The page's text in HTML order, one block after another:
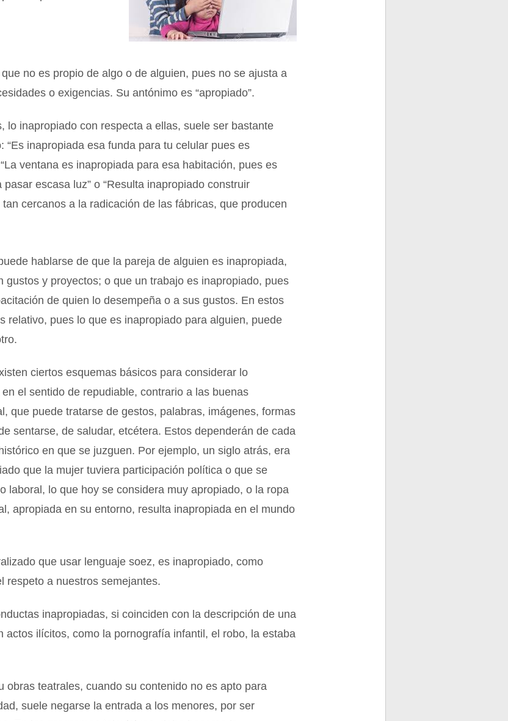
no es propio de algo o de alguien, pues no se ajusta a
o exigencias. Su antónimo es “apropiado”.
lo inapropiado con respecta a ellas, suele ser bastante
“Es inapropiada esa funda para tu celular pues es
ventana es inapropiada para esa habitación, pues es
escasa luz” o “Resulta inapropiado construir
cercanos a la radicación de las fábricas, que producen
hablarse de que la pareja de alguien es inapropiada,
gustos y proyectos; o que un trabajo es inapropiado, pues
de quien lo desempeña o a sus gustos. En estos
relativo, pues lo que es inapropiado para alguien, puede
ciertos esquemas básicos para considerar lo
el sentido de repudiable, contrario a las buenas
que puede tratarse de gestos, palabras, imágenes, formas
sentarse, de saludar, etcétera. Estos dependerán de cada
en que se juzguen. Por ejemplo, un siglo atrás, era
que la mujer tuviera participación política o que se
laboral, lo que hoy se considera muy apropiado, o la ropa
apropiada en su entorno, resulta inapropiada en el mundo
que usar lenguaje soez, es inapropiado, como
respeto a nuestros semejantes.
inapropiadas, si coinciden con la descripción de una
actos ilícitos, como la pornografía infantil, el robo, la estaba
obras teatrales, cuando su contenido no es apto para
suele negarse la entrada a los menores, por ser